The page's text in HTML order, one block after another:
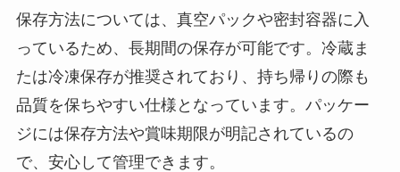
保存方法については、真空パックや密封容器に入
っているため、長期間の保存が可能です。冷蔵ま
たは冷凍保存が推奨されており、持ち帰りの際も
品質を保ちやすい仕様となっています。パッケー
ジには保存方法や賞味期限が明記されているの
で、安心して管理できます。